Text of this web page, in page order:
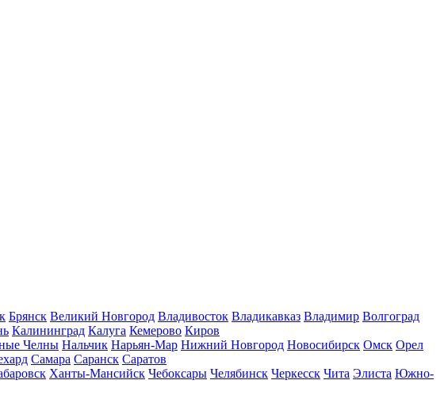
Брянск Великий Новгород Владивосток Владикавказ Владимир Волгоград
Калининград Калуга Кемерово Киров
Челны Нальчик Нарьян-Мар Нижний Новгород Новосибирск Омск Орел
Самара Саранск Саратов
Ханты-Мансийск Чебоксары Челябинск Черкесск Чита Элиста Южно-